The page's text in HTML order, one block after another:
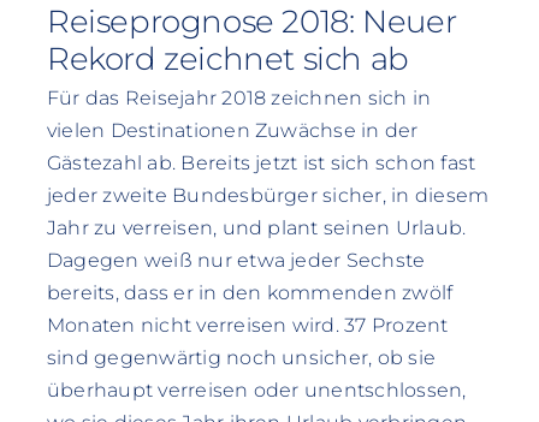
Reiseprognose 2018: Neuer
Rekord zeichnet sich ab
Für das Reisejahr 2018 zeichnen sich in
vielen Destinationen Zuwächse in der
Gästezahl ab. Bereits jetzt ist sich schon fast
jeder zweite Bundesbürger sicher, in diesem
Jahr zu verreisen, und plant seinen Urlaub.
Dagegen weiß nur etwa jeder Sechste
bereits, dass er in den kommenden zwölf
Monaten nicht verreisen wird. 37 Prozent
sind gegenwärtig noch unsicher, ob sie
überhaupt verreisen oder unentschlossen,